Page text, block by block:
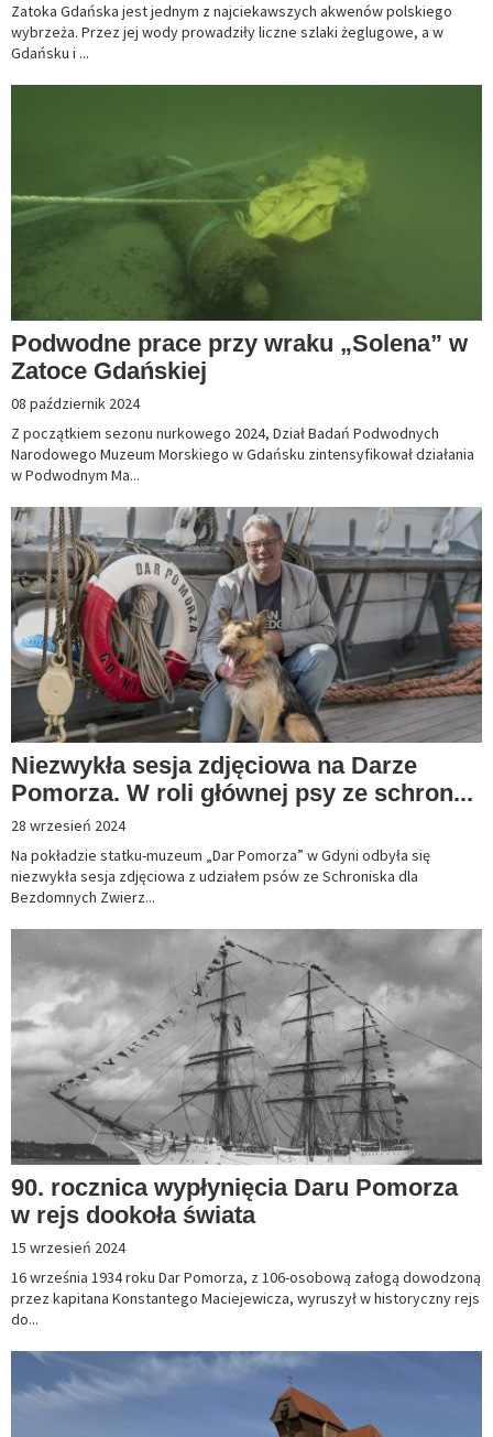
Zatoka Gdańska jest jednym z najciekawszych akwenów polskiego
wybrzeża. Przez jej wody prowadziły liczne szlaki żeglugowe, a w
Gdańsku i ...
Podwodne prace przy wraku „Solena” w
Zatoce Gdańskiej
08 październik 2024
Z początkiem sezonu nurkowego 2024, Dział Badań Podwodnych
Narodowego Muzeum Morskiego w Gdańsku zintensyfikował działania
w Podwodnym Ma...
Niezwykła sesja zdjęciowa na Darze
Pomorza. W roli głównej psy ze schron...
28 wrzesień 2024
Na pokładzie statku-muzeum „Dar Pomorza” w Gdyni odbyła się
niezwykła sesja zdjęciowa z udziałem psów ze Schroniska dla
Bezdomnych Zwierz...
90. rocznica wypłynięcia Daru Pomorza
w rejs dookoła świata
15 wrzesień 2024
16 września 1934 roku Dar Pomorza, z 106-osobową załogą dowodzoną
przez kapitana Konstantego Maciejewicza, wyruszył w historyczny rejs
do...